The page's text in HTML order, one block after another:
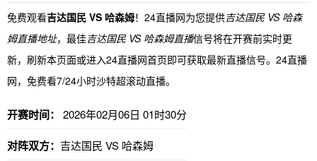
免费观看吉达国民 VS 哈森姆！24直播网为您提供吉达国民 VS 哈森
姆直播地址，最佳吉达国民 VS 哈森姆直播信号将在开赛前实时更
新，刷新本页面或进入24直播网首页即可获取最新直播信号。24直播
网，免费看7/24小时沙特超滚动直播。
开赛时间： 2026年02月06日 01时30分
对阵双方： 吉达国民 VS 哈森姆